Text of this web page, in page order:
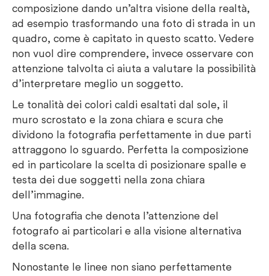
composizione dando un’altra visione della realtà,
ad esempio trasformando una foto di strada in un
quadro, come è capitato in questo scatto. Vedere
non vuol dire comprendere, invece osservare con
attenzione talvolta ci aiuta a valutare la possibilità
d’interpretare meglio un soggetto.
Le tonalità dei colori caldi esaltati dal sole, il
muro scrostato e la zona chiara e scura che
dividono la fotografia perfettamente in due parti
attraggono lo sguardo. Perfetta la composizione
ed in particolare la scelta di posizionare spalle e
testa dei due soggetti nella zona chiara
dell’immagine.
Una fotografia che denota l’attenzione del
fotografo ai particolari e alla visione alternativa
della scena.
Nonostante le linee non siano perfettamente